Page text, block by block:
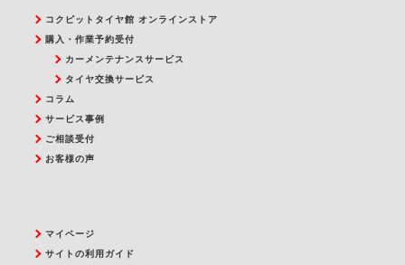
コクピットタイヤ館 オンラインストア
購入・作業予約受付
カーメンテナンスサービス
タイヤ交換サービス
コラム
サービス事例
ご相談受付
お客様の声
マイページ
サイトの利用ガイド